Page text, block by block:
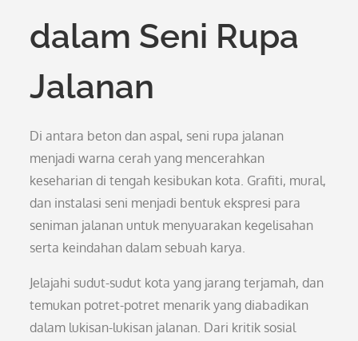
dalam Seni Rupa
Jalanan
Di antara beton dan aspal, seni rupa jalanan
menjadi warna cerah yang mencerahkan
keseharian di tengah kesibukan kota. Grafiti, mural,
dan instalasi seni menjadi bentuk ekspresi para
seniman jalanan untuk menyuarakan kegelisahan
serta keindahan dalam sebuah karya.
Jelajahi sudut-sudut kota yang jarang terjamah, dan
temukan potret-potret menarik yang diabadikan
dalam lukisan-lukisan jalanan. Dari kritik sosial